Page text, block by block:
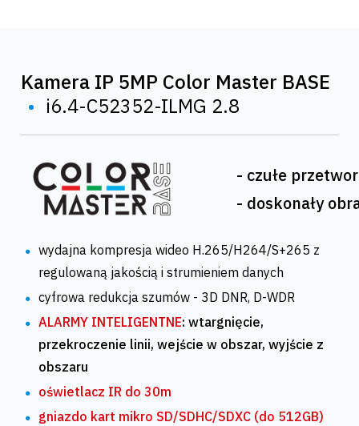
Kamera IP 5MP Color Master BASE
• i6.4-C52352-ILMG 2.8
- czułe
- doskonały
wydajna kompresja wideo H.265/H264/S+265 z
regulowaną jakością i strumieniem danych
cyfrowa redukcja szumów - 3D DNR, D-WDR
ALARMY INTELIGENTNE: wtargnięcie,
przekroczenie linii, wejście w obszar, wyjście z
obszaru
oświetlacz IR do 30m
gniazdo kart mikro SD/SDHC/SDXC (do 512GB)